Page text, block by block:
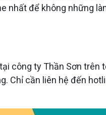
nhất để không những
công ty Thần Sơn
Chỉ cần liên hệ đến